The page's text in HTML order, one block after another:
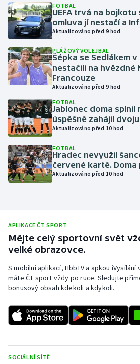
Krasobruslení
Lezení
Lyže a snowboard
Moderní pětiboj
Motorsport
Olympijské hry
Parasport
Plavání
Rychlostní kanoistika
Short track
Stolní tenis
FOTBAL
UEFA trvá na bojkotu
omluva jí nestačí a
Aktualizováno před 9 hod
PLÁŽOVÝ VOLEJBAL
Šépka se Sedlákem
nestačili na hvězdné
Francouze
Aktualizováno před 9 hod
FOTBAL
Jablonec doma
úspěšně zahájil
Aktualizováno před 10 hod
FOTBAL
Hradec nevyužil
červené kartě. Doma
Aktualizováno před 10 hod
APLIKACE ČT SPORT
Mějte celý sportovní svět
velké obrazovce.
S mobilní aplikací, HbbTV a apkou
máte ČT sport vždy po ruce. Sledujte
bonusový obsah kdekoli a kdykoli.
SOCIÁLNÍ SÍTĚ